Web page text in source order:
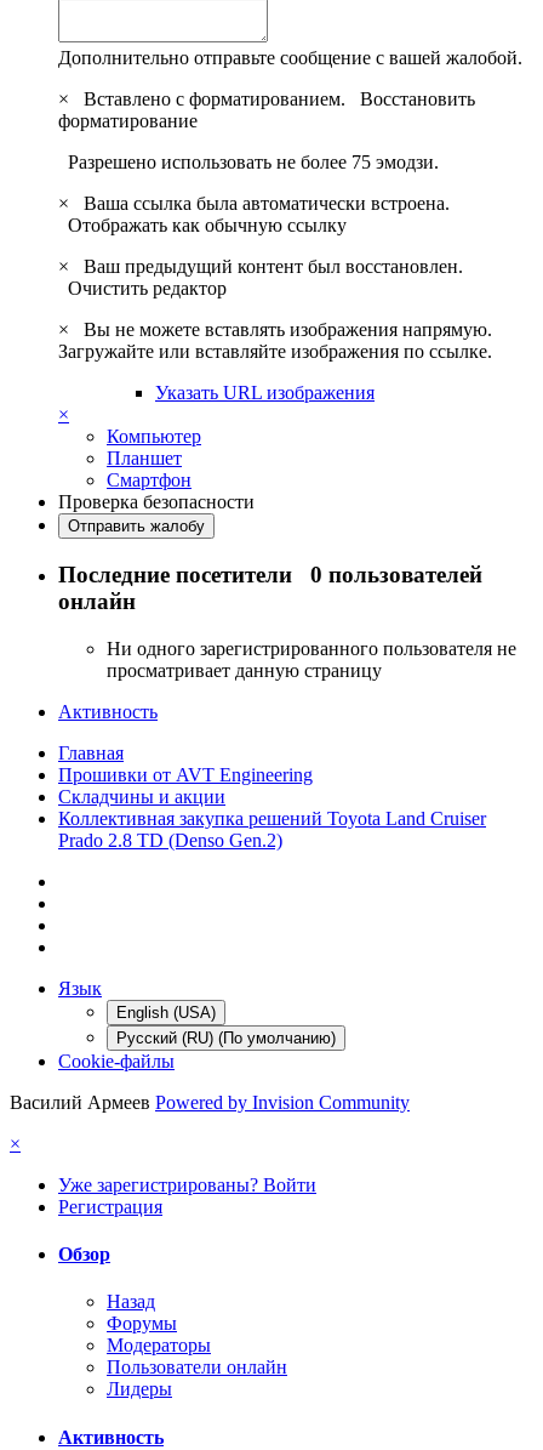
Дополнительно отправьте сообщение с вашей жалобой.
×
Вставлено с форматированием. Восстановить
форматирование
Разрешено использовать не более 75 эмодзи.
×
Ваша ссылка была автоматически встроена.
Отображать как обычную ссылку
×
Ваш предыдущий контент был восстановлен.
Очистить редактор
×
Вы не можете вставлять изображения напрямую.
Загружайте или вставляйте изображения по ссылке.
Указать URL изображения
×
Компьютер
Планшет
Смартфон
Проверка безопасности
Отправить жалобу
Последние посетители 0 пользователей
онлайн
Ни одного зарегистрированного пользователя не
просматривает данную страницу
Активность
Главная
Прошивки от AVT Engineering
Складчины и акции
Коллективная закупка решений Toyota Land Cruiser
Prado 2.8 TD (Denso Gen.2)
Язык
English (USA)
Русский (RU) (По умолчанию)
Cookie-файлы
Василий Армеев Powered by Invision Community
×
Уже зарегистрированы? Войти
Регистрация
Обзор
Назад
Форумы
Модераторы
Пользователи онлайн
Лидеры
Активность